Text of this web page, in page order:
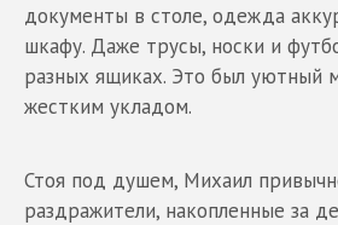
документы в столе, одежда
шкафу. Даже трусы, носки и
разных ящиках. Это был уютный
жестким укладом.
Стоя под душем, Михаил
раздражители, накопленные за